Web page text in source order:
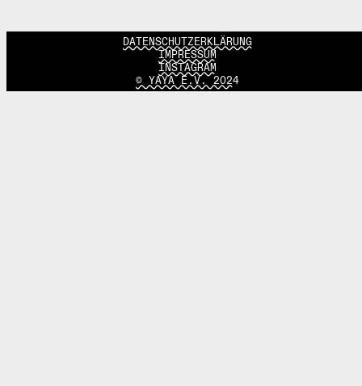
DATENSCHUTZERKLÄRUNG
IMPRESSUM
INSTAGRAM
© YAYA E.V. 2024